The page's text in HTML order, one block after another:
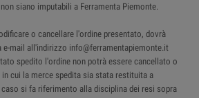
siano imputabili a Ferramenta Piemonte.
o cancellare l'ordine presentato, dovrà
e-mail all'indirizzo info@ferramentapiemonte.it
spedito l'ordine non potrà essere cancellato o
cui la merce spedita sia stata restituita a
si fa riferimento alla disciplina dei resi sopra